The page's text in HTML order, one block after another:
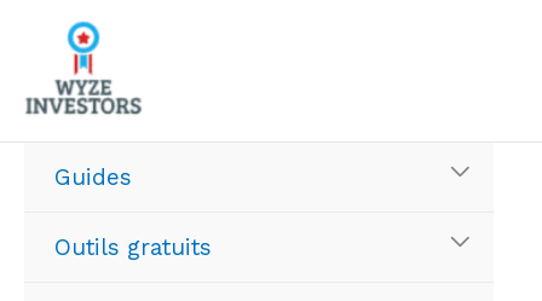
contenu
Guides
Outils gratuits